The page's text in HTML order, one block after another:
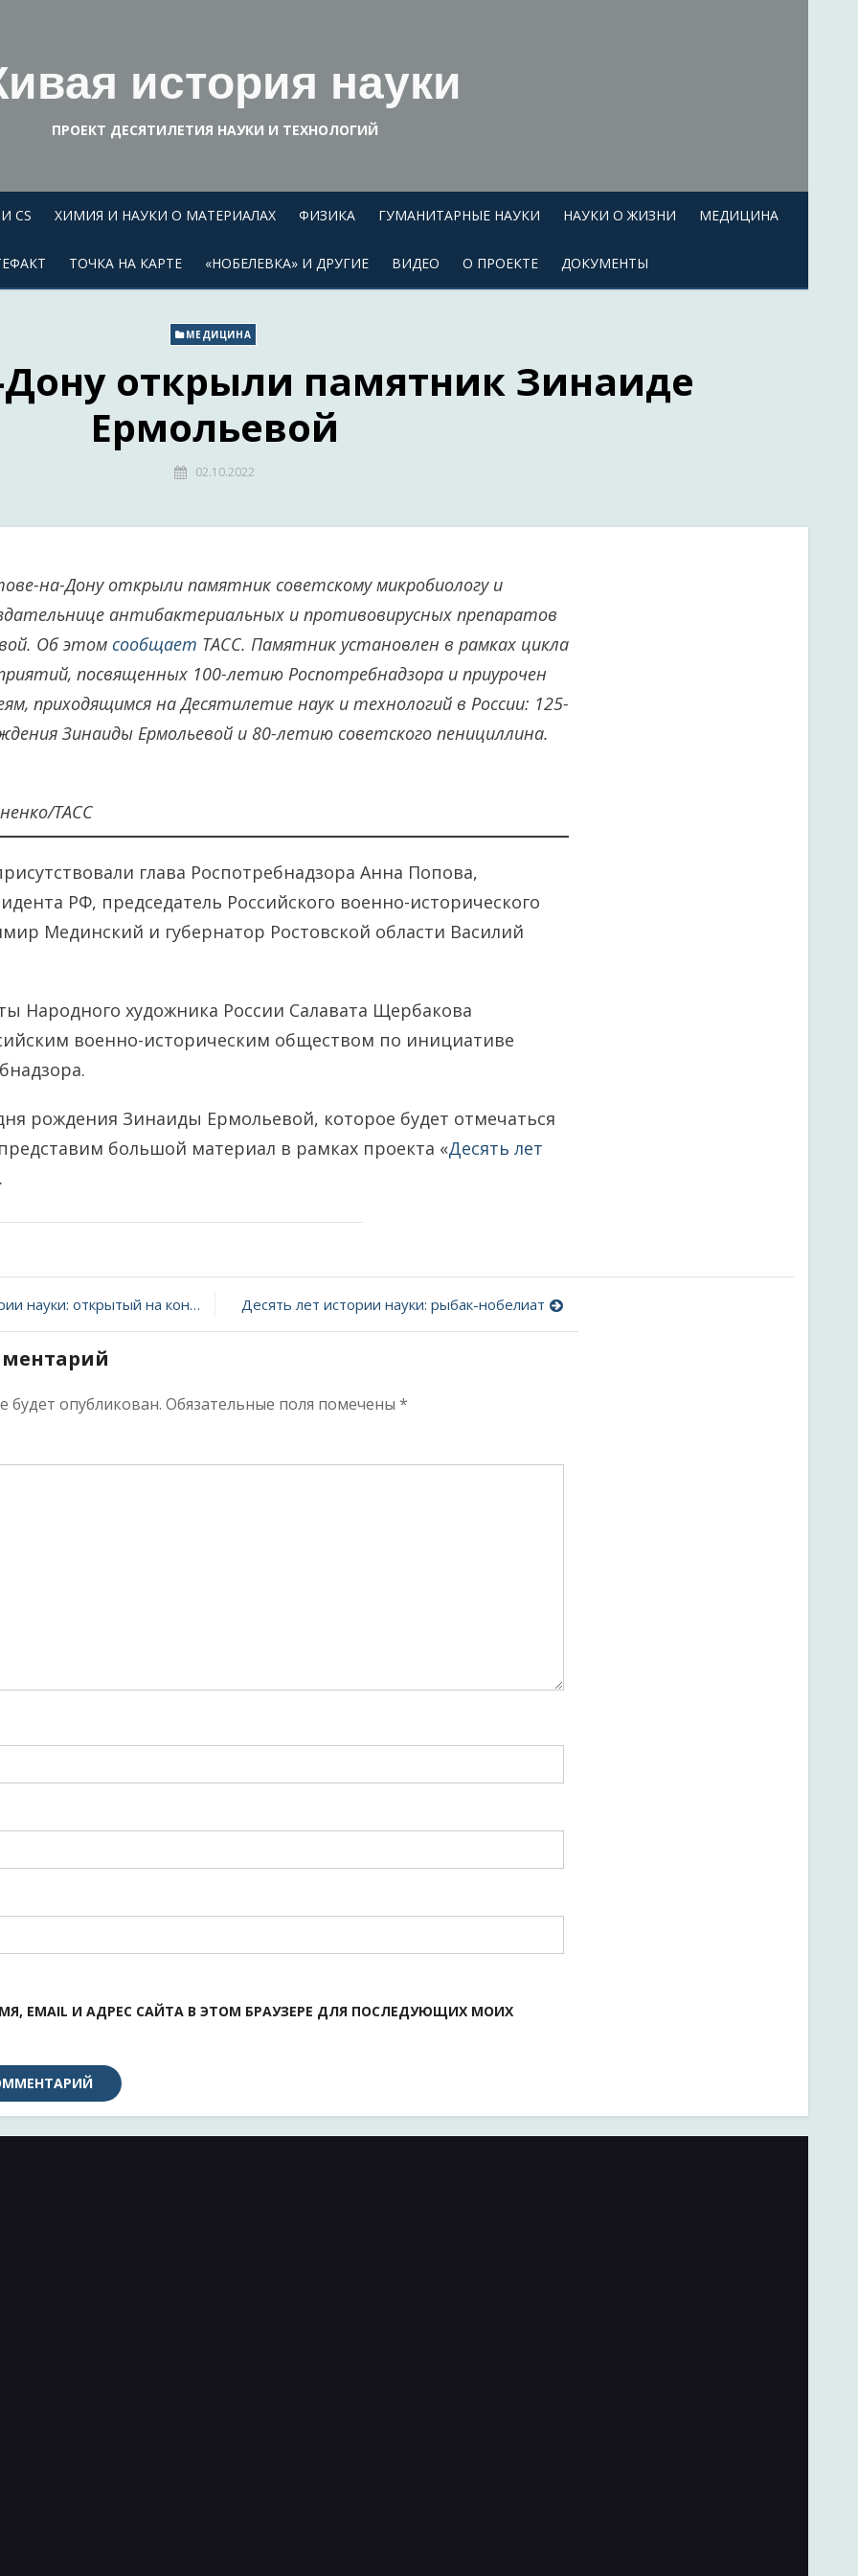
история науки
ПРОЕКТ ДЕСЯТИЛЕТИЯ НАУКИ И ТЕХНОЛОГИЙ
CS ХИМИЯ И НАУКИ О МАТЕРИАЛАХ ФИЗИКА ГУМАНИТАРНЫЕ НАУКИ НАУКИ О ЖИЗНИ МЕДИЦИНА
ТОЧКА НА КАРТЕ «НОБЕЛЕВКА» И ДРУГИЕ ВИДЕО О ПРОЕКТЕ ДОКУМЕНТЫ
МЕДИЦИНА
Дону открыли памятник Зинаиде
Ермольевой
02.10.2022
на-Дону открыли памятник советскому микробиологу и
антибактериальных и противовирусных препаратов
Об этом сообщает ТАСС. Памятник установлен в рамках цикла
посвященных 100-летию Роспотребнадзора и приурочен
приходящимся на Десятилетие наук и технологий в России: 125-
Зинаиды Ермольевой и 80-летию советского пенициллина.
ТАСС
глава Роспотребнадзора Анна Попова,
РФ, председатель Российского военно-исторического
Мединский и губернатор Ростовской области Василий
Народного художника России Салавата Щербакова
военно-историческим обществом по инициативе
рождения Зинаиды Ермольевой, которое будет отмечаться
большой материал в рамках проекта «Десять лет
открытый на кончике пера Десять лет истории науки: рыбак-нобелиат
будет опубликован. Обязательные поля помечены *
EMAIL И АДРЕС САЙТА В ЭТОМ БРАУЗЕРЕ ДЛЯ ПОСЛЕДУЮЩИХ МОИХ